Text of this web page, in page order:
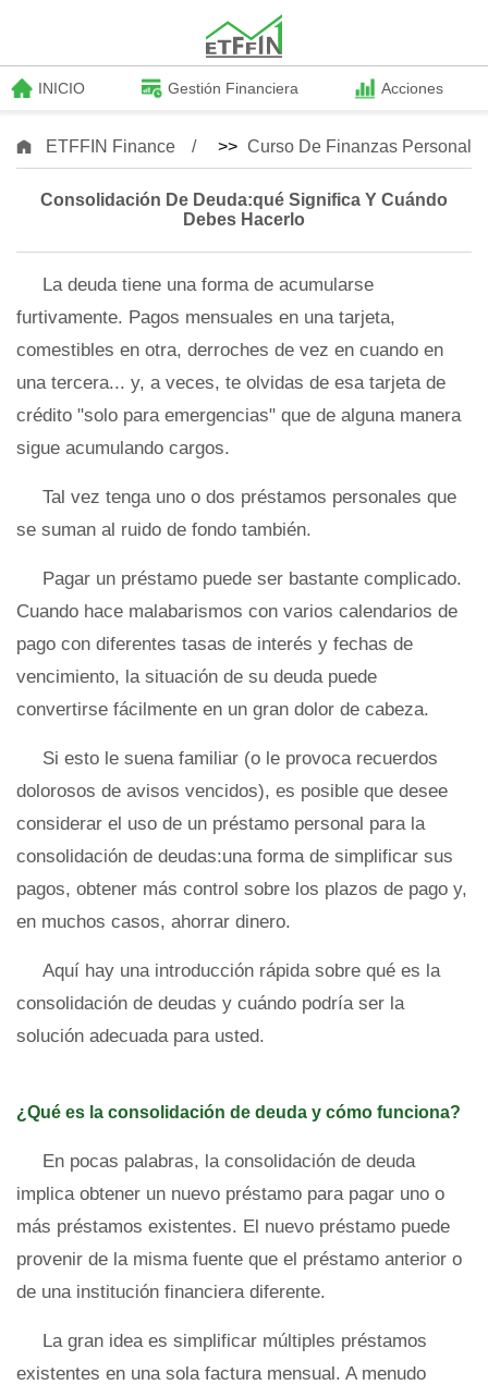
INICIO Gestión Financiera Acciones
ETFFIN Finance >> Curso De Finanzas
Consolidación De Deuda:qué Significa Y Cuándo
Debes Hacerlo
La deuda tiene una forma de acumularse
furtivamente. Pagos mensuales en una tarjeta,
comestibles en otra, derroches de vez en cuando en
una tercera... y, a veces, te olvidas de esa tarjeta de
crédito "solo para emergencias" que de alguna manera
sigue acumulando cargos.
Tal vez tenga uno o dos préstamos personales que
se suman al ruido de fondo también.
Pagar un préstamo puede ser bastante complicado.
Cuando hace malabarismos con varios calendarios de
pago con diferentes tasas de interés y fechas de
vencimiento, la situación de su deuda puede
convertirse fácilmente en un gran dolor de cabeza.
Si esto le suena familiar (o le provoca recuerdos
dolorosos de avisos vencidos), es posible que desee
considerar el uso de un préstamo personal para la
consolidación de deudas:una forma de simplificar sus
pagos, obtener más control sobre los plazos de pago y,
en muchos casos, ahorrar dinero.
Aquí hay una introducción rápida sobre qué es la
consolidación de deudas y cuándo podría ser la
solución adecuada para usted.
¿Qué es la consolidación de deuda y cómo funciona?
En pocas palabras, la consolidación de deuda
implica obtener un nuevo préstamo para pagar uno o
más préstamos existentes. El nuevo préstamo puede
provenir de la misma fuente que el préstamo anterior o
de una institución financiera diferente.
La gran idea es simplificar múltiples préstamos
existentes en una sola factura mensual. A menudo